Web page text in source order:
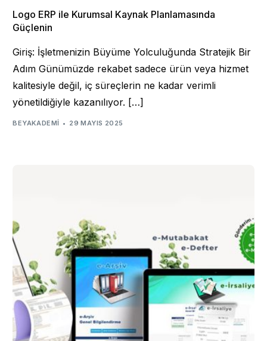
Logo ERP ile Kurumsal Kaynak Planlamasında
Güçlenin
Giriş: İşletmenizin Büyüme Yolculuğunda Stratejik Bir
Adım Günümüzde rekabet sadece ürün veya hizmet
kalitesiyle değil, iç süreçlerin ne kadar verimli
yönetildiğiyle kazanılıyor. […]
BEYAKADEMI 29 MAYIS 2025